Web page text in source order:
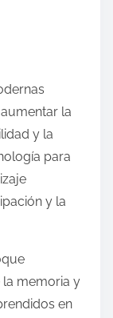
la
y la
para
y la
memoria y
en